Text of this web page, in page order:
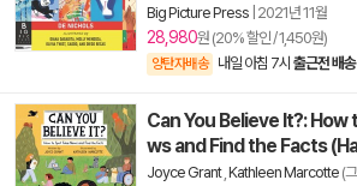
Big Picture Press 2021년 11월
28,980원 (20% 할인 / 1,450원)
양탄자배송 내일 아침 7시 출근전 배송
Can You Believe It?: How
ws and Find the Facts
Joyce Grant, Kathleen Marcotte (